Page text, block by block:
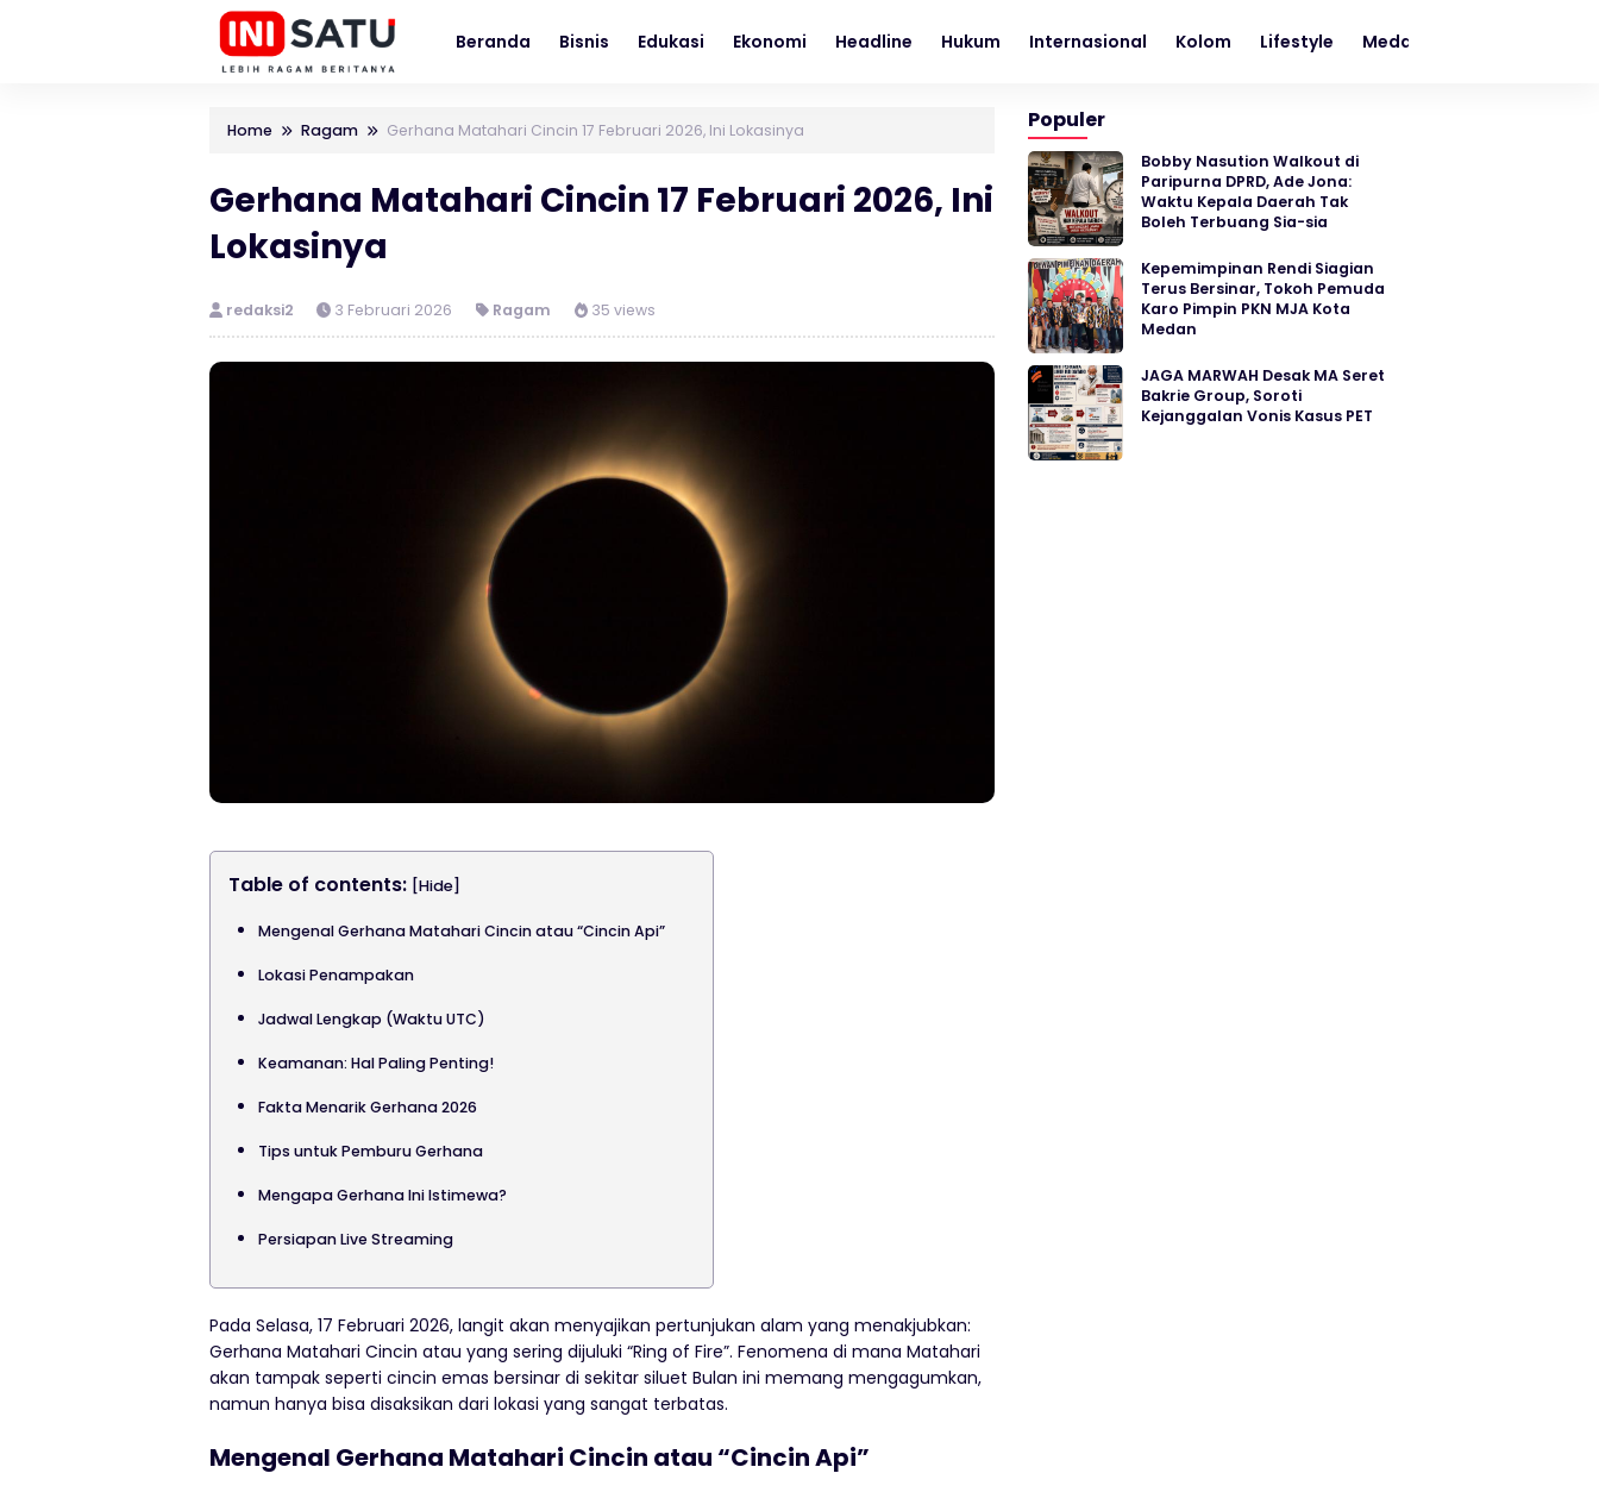
Beranda Bisnis Edukasi Ekonomi Headline Hukum Internasional Kolom Lifestyle Medan
Home Ragam Gerhana Matahari Cincin 17 Februari 2026, Ini Lokasinya
Gerhana Matahari Cincin 17 Februari 2026, Ini
Lokasinya
redaksi2 3 Februari 2026 Ragam 35 views
Table of contents: [Hide]
Mengenal Gerhana Matahari Cincin atau “Cincin Api”
Lokasi Penampakan
Jadwal Lengkap (Waktu UTC)
Keamanan: Hal Paling Penting!
Fakta Menarik Gerhana 2026
Tips untuk Pemburu Gerhana
Mengapa Gerhana Ini Istimewa?
Persiapan Live Streaming
Pada Selasa, 17 Februari 2026, langit akan menyajikan pertunjukan alam yang menakjubkan:
Gerhana Matahari Cincin atau yang sering dijuluki “Ring of Fire”. Fenomena di mana Matahari
akan tampak seperti cincin emas bersinar di sekitar siluet Bulan ini memang mengagumkan,
namun hanya bisa disaksikan dari lokasi yang sangat terbatas.
Mengenal Gerhana Matahari Cincin atau “Cincin Api”
Populer
Bobby Nasution Walkout di
Paripurna DPRD, Ade Jona:
Waktu Kepala Daerah Tak
Boleh Terbuang Sia-sia
Kepemimpinan Rendi Siagian
Terus Bersinar, Tokoh Pemuda
Karo Pimpin PKN MJA Kota
Medan
JAGA MARWAH Desak MA Seret
Bakrie Group, Soroti
Kejanggalan Vonis Kasus PET